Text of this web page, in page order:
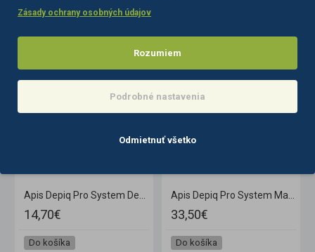
PODOBNÉ PRODUKTY
14,70€
Do košíka
33,50€
Do košíka
Zásady ochrany osobných údajov
Rozumiem
Podrobné nastavenia
Odmietnuť všetko